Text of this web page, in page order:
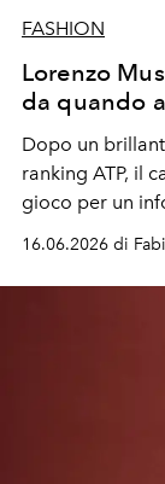
FASHION
Lorenzo
da quando
Dopo un
ranking ATP, il
gioco per un
diventare un
16.06.2026 di